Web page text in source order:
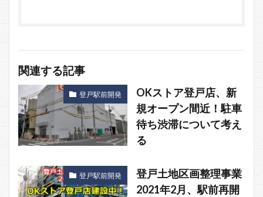
関連する記事
登戸駅前開発
OKストア登戸店、新
規オープン間近！駐車
待ち渋滞について考え
る
登戸駅前開発
登戸土地区画整理事業
2021年2月、駅前再開